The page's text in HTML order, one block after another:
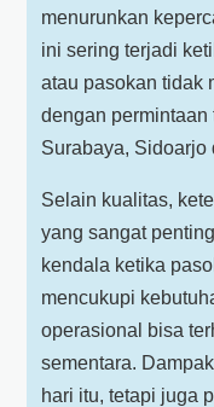
menurunkan
ini sering terjadi
atau pasokan tidak
dengan permintaan
Surabaya, Sidoarjo
Selain kualitas,
yang sangat
kendala ketika
mencukupi
operasional bisa
sementara.
hari itu, tetapi juga